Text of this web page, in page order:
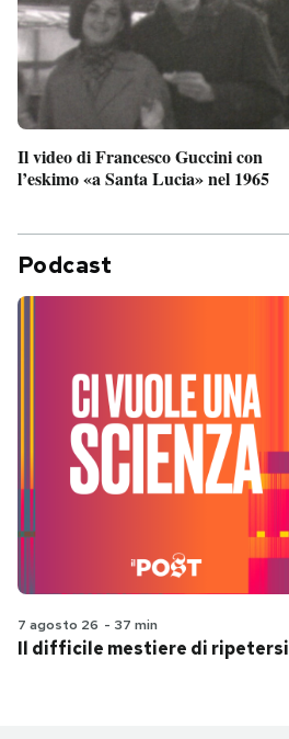
Il video di Francesco Guccini con
l’eskimo «a Santa Lucia» nel 1965
Podcast
7 agosto 26 - 37 min
Il difficile mestiere di ripetersi